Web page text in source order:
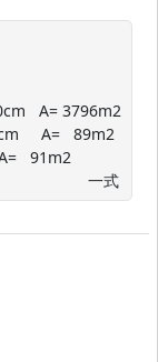
A= 3796m2
A=   89m2
91m2
　　　　 一式